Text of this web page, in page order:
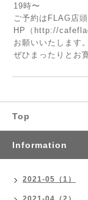
19時〜
ご予約はFLAG店
HP（http://
お願いいたします。
ぜひまったりとお
Top
Information
2021-05（1）